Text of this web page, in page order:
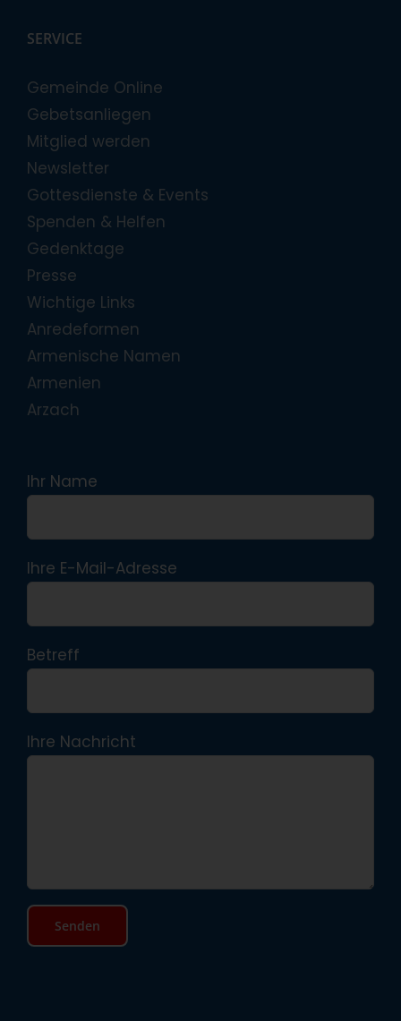
SERVICE
Gemeinde Online
Gebetsanliegen
Mitglied werden
Newsletter
Gottesdienste & Events
Spenden & Helfen
Gedenktage
Presse
Wichtige Links
Anredeformen
Armenische Namen
Armenien
Arzach
Ihr Name
Ihre E-Mail-Adresse
Betreff
Ihre Nachricht